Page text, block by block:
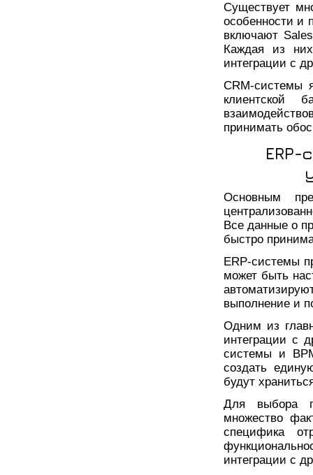
Существует
особенности и
включают
Каждая из
интеграции с
CRM-системы
клиентской
принимать
Основным
Все данные о
быстро
ERP-системы
может быть
выполнение и
Одним из
интеграции с
системы и
создать
будут
Для выбора
множество
специфика
интеграции с